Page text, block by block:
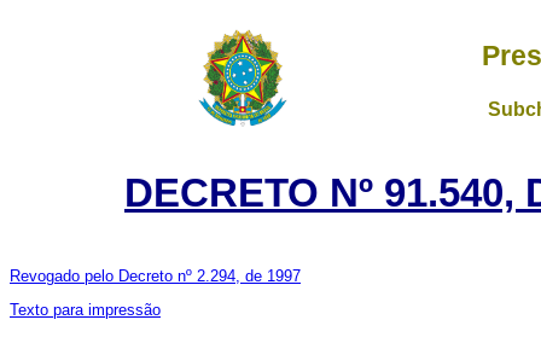
DECRETO Nº 91.540,
Revogado pelo Decreto nº 2.294, de 1997
Texto para impressão